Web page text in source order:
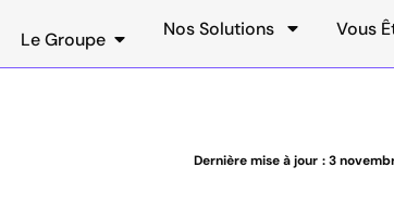
Le Groupe Nos Solutions Vous
Dernière mise à jour :3